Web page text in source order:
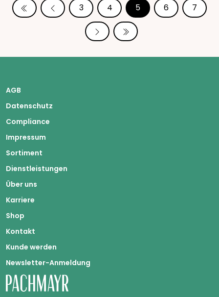
3 4 5 6 7
AGB
Datenschutz
Compliance
Impressum
Sortiment
Dienstleistungen
Über uns
Karriere
Shop
Kontakt
Kunde werden
Newsletter-Anmeldung